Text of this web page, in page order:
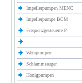
Impellerpumpen MENC
Impellerpumpe BCM
Frequenzgesteuerte P.
Weinpumpen
Schlammsauger
Honigpumpen